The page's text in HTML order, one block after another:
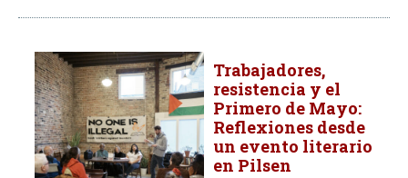
Trabajadores,
resistencia y el
Primero de Mayo:
Reflexiones desde
un evento literario
en Pilsen